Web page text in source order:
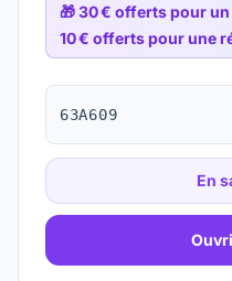
🎁30 € offerts pour
10 € offerts pour une
63A609
En